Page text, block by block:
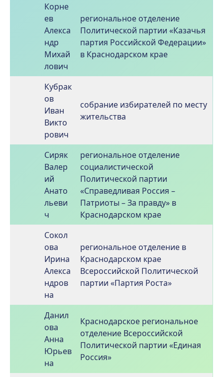
Корне
ев
Алекса
ндр
Михай
лович
региональное отделение
Политической партии «Казачья
партия Российской Федерации»
в Краснодарском крае
Кубрак
ов
Иван
Викто
рович
собрание избирателей по месту
жительства
Сиряк
Валер
ий
Анато
льеви
ч
региональное отделение
социалистической
Политической партии
«Справедливая Россия –
Патриоты – За правду» в
Краснодарском крае
Сокол
ова
Ирина
Алекса
ндров
на
региональное отделение в
Краснодарском крае
Всероссийской Политической
партии «Партия Роста»
Данил
ова
Анна
Юрьев
на
Краснодарское региональное
отделение Всероссийской
Политической партии «Единая
Россия»